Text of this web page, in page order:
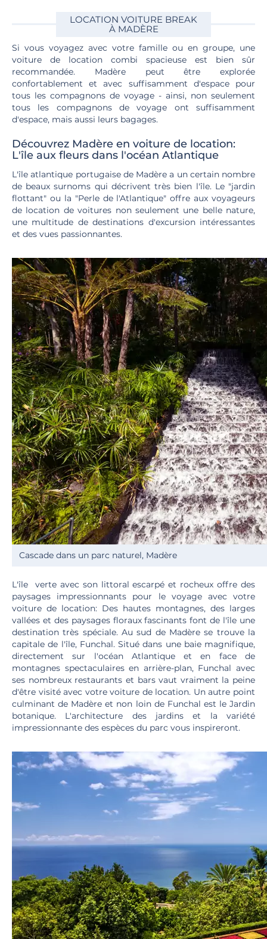
LOCATION VOITURE BREAK
À MADÈRE
Si vous voyagez avec votre famille ou en groupe, une
voiture de location combi spacieuse est bien sûr
recommandée. Madère peut être explorée
confortablement et avec suffisamment d'espace pour
tous les compagnons de voyage - ainsi, non seulement
tous les compagnons de voyage ont suffisamment
d'espace, mais aussi leurs bagages.
Découvrez Madère en voiture de location:
L'île aux fleurs dans l'océan Atlantique
L'île atlantique portugaise de Madère a un certain nombre
de beaux surnoms qui décrivent très bien l'île. Le "jardin
flottant" ou la "Perle de l'Atlantique" offre aux voyageurs
de location de voitures non seulement une belle nature,
une multitude de destinations d'excursion intéressantes
et des vues passionnantes.
Cascade dans un parc naturel, Madère
L'île verte avec son littoral escarpé et rocheux offre des
paysages impressionnants pour le voyage avec votre
voiture de location: Des hautes montagnes, des larges
vallées et des paysages floraux fascinants font de l'île une
destination très spéciale. Au sud de Madère se trouve la
capitale de l'île, Funchal. Situé dans une baie magnifique,
directement sur l'océan Atlantique et en face de
montagnes spectaculaires en arrière-plan, Funchal avec
ses nombreux restaurants et bars vaut vraiment la peine
d'être visité avec votre voiture de location. Un autre point
culminant de Madère et non loin de Funchal est le Jardin
botanique. L'architecture des jardins et la variété
impressionnante des espèces du parc vous inspireront.